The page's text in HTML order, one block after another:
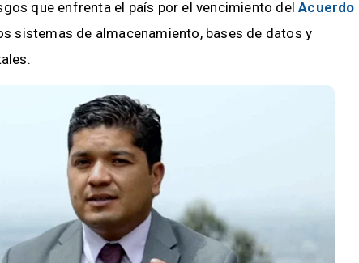
que enfrenta el país por el vencimiento delAcuerdo
sistemas de almacenamiento, bases de datos y